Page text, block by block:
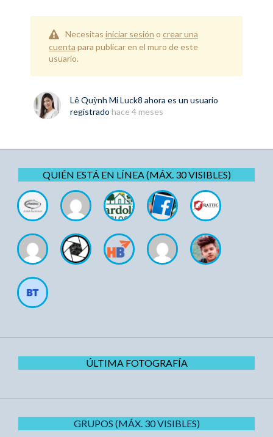
Necesitas iniciar sesión o crear una
cuenta para publicar en el muro de este
usuario.
Lê Quỳnh Mi Luck8 ahora es un usuario
registrado hace 4 meses
QUIÉN ESTÁ EN LÍNEA (MÁX. 30 VISIBLES)
ÚLTIMA FOTOGRAFÍA
GRUPOS (MÁX. 30 VISIBLES)